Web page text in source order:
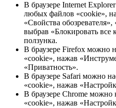
В браузере Internet
любых файлов «cookie»,
«Свойства
выбрав «Блокировать
ползунка.
В браузере Firefox можно
«cookie», нажав
«Приватность».
В браузере Safari можно
«cookie», нажав
В браузере Chrome можно
«cookie», нажав